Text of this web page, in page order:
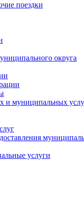
поездки
округа
и муниципальных
услуги